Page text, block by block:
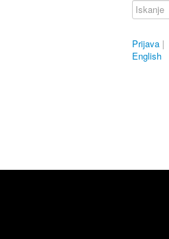
Prijava |
English